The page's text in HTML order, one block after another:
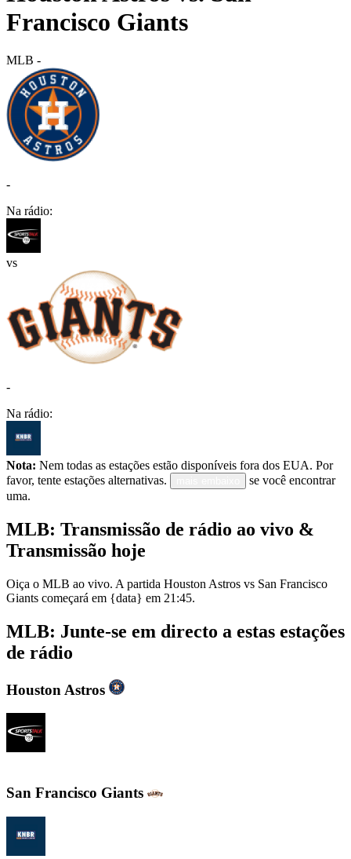
Francisco Giants
MLB -
-
Na rádio:
vs
-
Na rádio:
Nota: Nem todas as estações estão disponíveis fora dos EUA. Por
favor, tente estações alternativas.
se você encontrar
uma.
MLB: Transmissão de rádio ao vivo &
Transmissão hoje
Oiça o MLB ao vivo. A partida Houston Astros vs San Francisco
Giants começará em {data} em 21:45.
MLB: Junte-se em directo a estas estações
de rádio
Houston Astros
San Francisco Giants